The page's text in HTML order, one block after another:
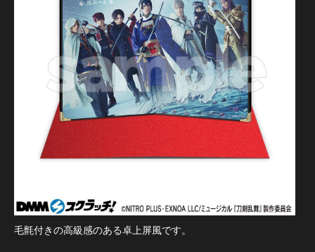
毛氈付きの高級感のある卓上屏風です。